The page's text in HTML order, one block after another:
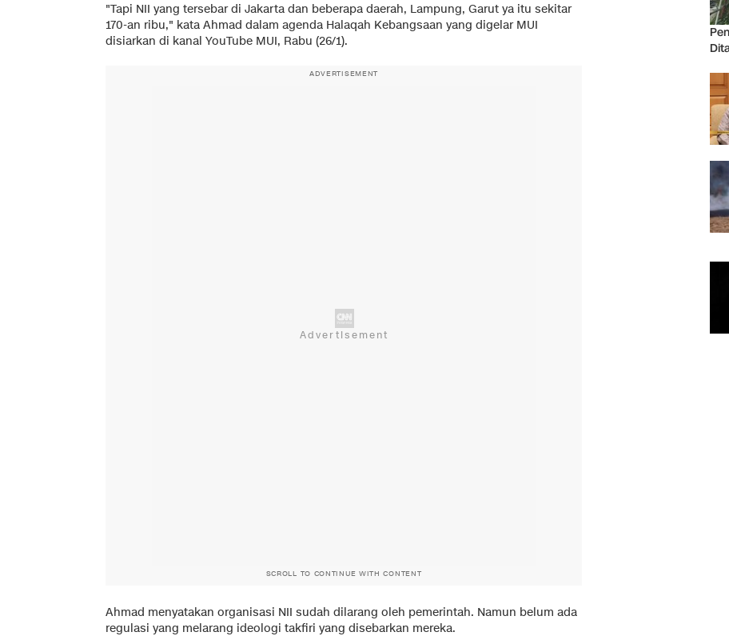
"Tapi NII yang tersebar di Jakarta dan beberapa daerah, Lampung, Garut ya itu sekitar
170-an ribu," kata Ahmad dalam agenda Halaqah Kebangsaan yang digelar MUI
disiarkan di kanal YouTube MUI, Rabu (26/1).
ADVERTISEMENT
SCROLL TO CONTINUE WITH CONTENT
Ahmad menyatakan organisasi NII sudah dilarang oleh pemerintah. Namun belum ada
regulasi yang melarang ideologi takfiri yang disebarkan mereka.